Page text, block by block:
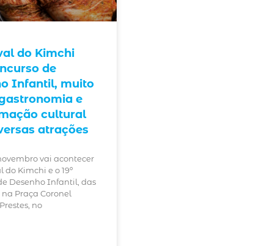
do Kimchi
de
Infantil, muito
e
cultural
atrações
vai acontecer
do Kimchi e o 19º
Desenho Infantil, das
na Praça Coronel
no